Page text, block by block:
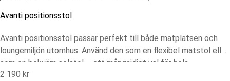
Avanti positionsstol
Avanti positionsstol passar perfekt till både matplatsen och
loungemiljön utomhus. Använd den som en flexibel matstol eller
som en bekväm solstol – ett mångsidigt val för hela
sommarsäsongen.
2 190 kr